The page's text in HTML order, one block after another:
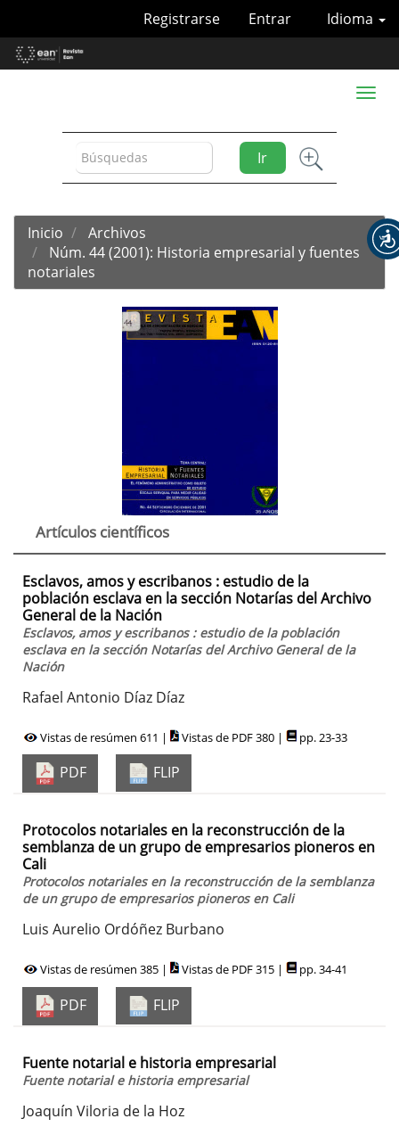
Contenido
principal
Idioma
Registrarse Entrar
Ir
Toggle
Inicio
Archivos
Núm. 44 (2001): Historia empresarial y fuentes
notariales
Artículos científicos
Esclavos, amos y escribanos : estudio de la
población esclava en la sección Notarías del Archivo
General de la Nación
Esclavos, amos y escribanos : estudio de la población
esclava en la sección Notarías del Archivo General de la
Nación
Rafael Antonio Díaz Díaz
Vistas de resúmen 611 | Vistas de PDF 380 | pp. 23-33
PDF FLIP
Protocolos notariales en la reconstrucción de la
semblanza de un grupo de empresarios pioneros en
Cali
Protocolos notariales en la reconstrucción de la semblanza
de un grupo de empresarios pioneros en Cali
Luis Aurelio Ordóñez Burbano
Vistas de resúmen 385 | Vistas de PDF 315 | pp. 34-41
PDF FLIP
Fuente notarial e historia empresarial
Fuente notarial e historia empresarial
Joaquín Viloria de la Hoz